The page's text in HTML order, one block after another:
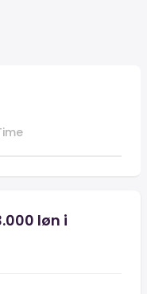
løn i